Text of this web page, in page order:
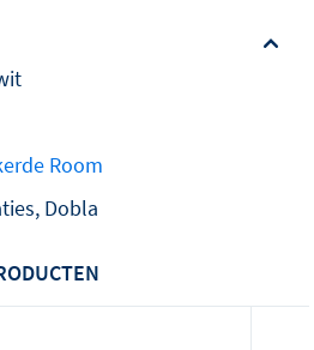
Room
Dobla